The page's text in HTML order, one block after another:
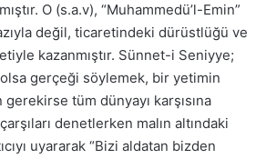
O (s.a.v), “Muhammedü’l-Emin”
değil, ticaretindeki dürüstlüğü ve
kazanmıştır. Sünnet-i Seniyye;
gerçeği söylemek, bir yetimin
gerekirse tüm dünyayı karşısına
denetlerken malın altındaki
uyararak “Bizi aldatan bizden